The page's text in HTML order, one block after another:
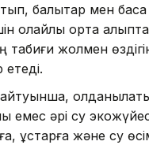
балықтар мен
қолайлы орта
табиғи жолмен
емес әрі су
құстарға және су